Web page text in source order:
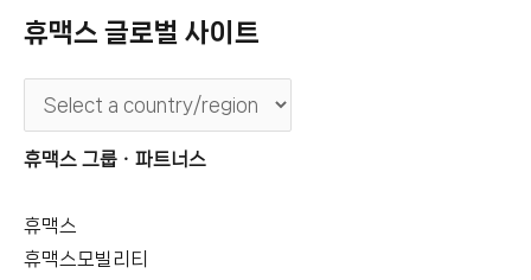
휴맥스 글로벌 사이트
휴맥스 그룹ㆍ파트너스
휴맥스
휴맥스모빌리티